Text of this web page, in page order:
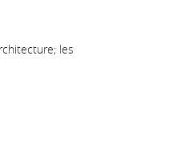
les